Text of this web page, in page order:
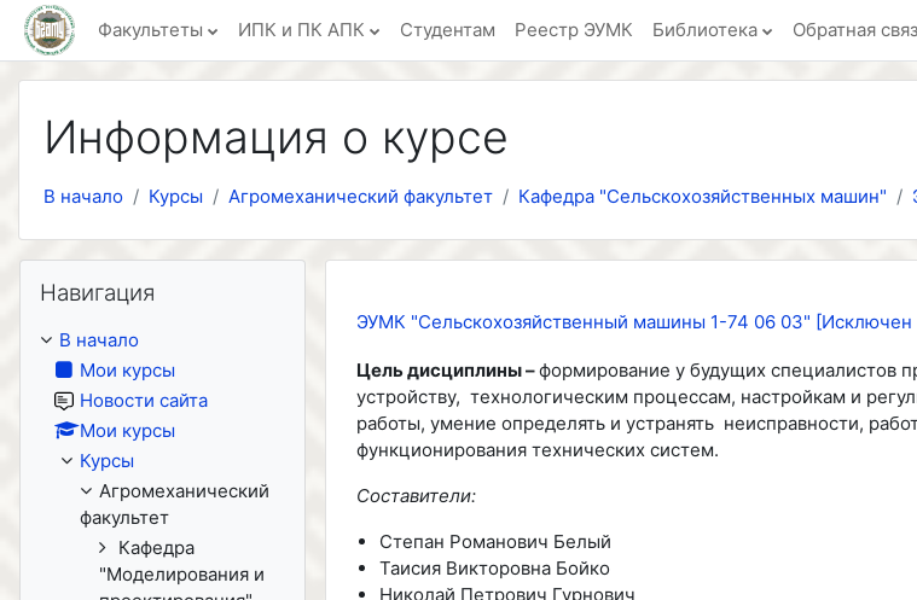
Перейти к основному содержанию
Факультеты ИПК и ПК АПК Студентам Реестр ЭУМК Библиотека Обратная
Информация о курсе
В начало Курсы Агромеханический факультет Кафедра "Сельскохозяйственных машин"
ЭУМК "Сельскохозяйственный машины 1-74 06 03" [Исключен
Цель дисциплины –формирование у будущих специалистов
устройству, технологическим процессам, настройкам и
работы, умение определять и устранять неисправности,
функционирования технических систем.
Составители:
Степан Романович Белый
Таисия Викторовна Бойко
Николай Петрович Гурнович
Навигация
В начало
Мои курсы
Новости сайта
Мои курсы
Курсы
Агромеханический
факультет
Кафедра
"Моделирования и